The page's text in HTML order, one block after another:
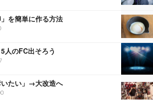
を簡単に作る方法
人のFC出そろう
いたい」→大改造へ